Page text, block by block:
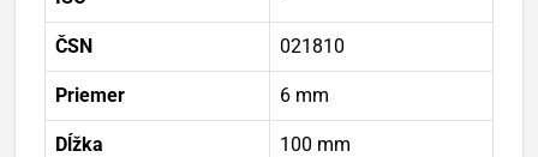
ČSN 021810
Priemer 6 mm
Dĺžka 100 mm